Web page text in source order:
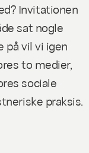
Invitationen
sat nogle
på vil vi igen
to medier,
sociale
praksis.